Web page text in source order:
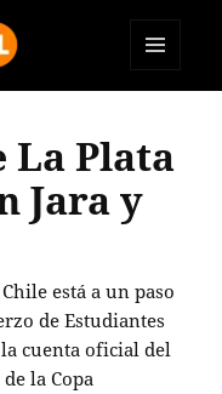
La Plata
Jara y
está a un paso
de Estudiantes
cuenta oficial del
la Copa